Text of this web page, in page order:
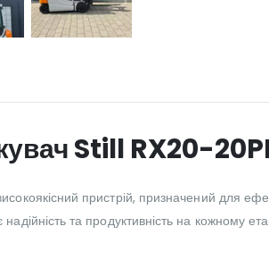
Still RX20-
пристрій, призначений для
та продуктивність на кожному